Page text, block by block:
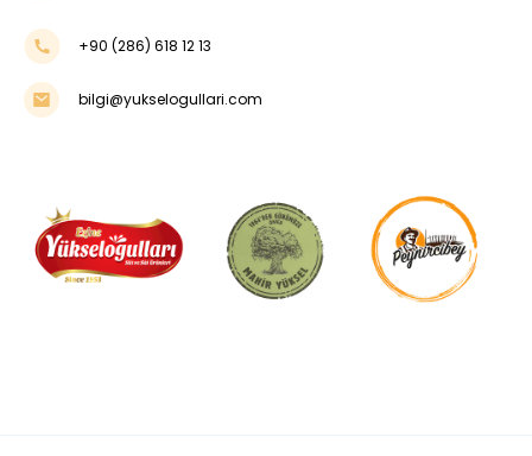
+90 (286) 618 12 13
bilgi@yukselogullari.com